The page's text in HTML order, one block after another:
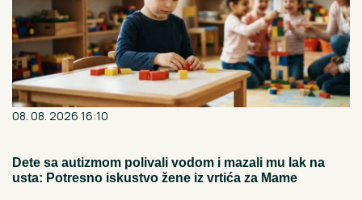
08. 08. 2026 16:10
Dete sa autizmom polivali vodom i mazali mu lak na
usta: Potresno iskustvo žene iz vrtića za Mame